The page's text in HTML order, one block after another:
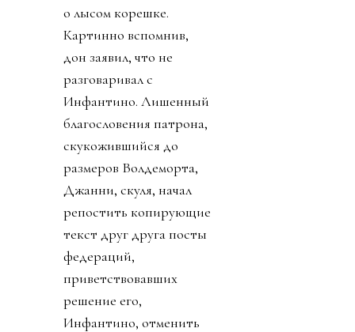
о лысом корешке.
Картинно вспомнив,
дон заявил, что не
разговаривал с
Инфантино. Лишенный
благословения патрона,
скукожившийся до
размеров Волдеморта,
Джанни, скуля, начал
репостить копирующие
текст друг друга посты
федераций,
приветствовавших
решение его,
Инфантино, отменить